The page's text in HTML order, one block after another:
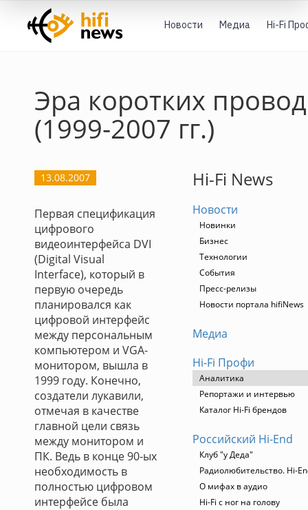
Новости Медиа Hi-Fi
Эра коротких
(1999-2007 гг.)
13.08.2007
Первая спецификация
цифрового
видеоинтерфейса DVI
(Digital Visual
Interface), который в
первую очередь
планировался как
цифровой интерфейс
между персональным
компьютером и VGA-
монитором, вышла в
1999 году. Конечно,
создатели лукавили,
отмечая в качестве
главной цели связь
между монитором и
ПК. Ведь в конце 90-ых
необходимость в
полностью цифровом
интерфейсе была
Hi-Fi News
Новости
Новинки
Бизнес
Технологии
События
Пресс-релизы
Новости портала hifiNews
Медиа
Hi-Fi Профи
Аналитика
Репортажи и интервью
Каталог Hi-Fi брендов
Российский Hi-End
Клуб "у Деда"
Радиолюбительство. Hi-
О мифах в аудио
Hi-Fi с ног на голову